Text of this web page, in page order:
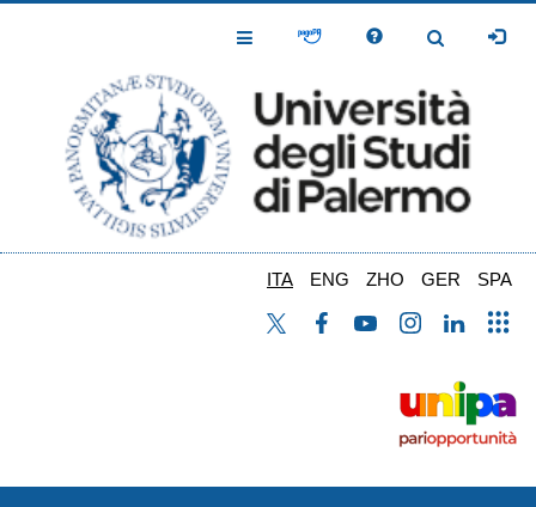
Toggle
Toggle
ITA ENG ZHO GER SPA